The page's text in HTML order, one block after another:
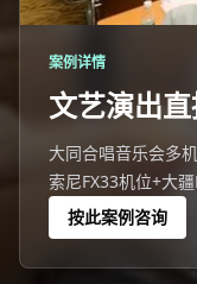
案例详情
文艺演出
大同合唱音乐会多
索尼FX33机位+大
同团队 大同一场
席，线上10345人同
按此案例咨询